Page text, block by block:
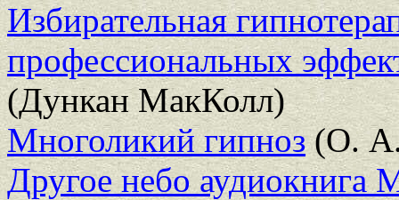
Избирательная
профессиональных
(Дункан МакКолл)
Многоликий гипноз(О. А.
Другое небо аудиокнига